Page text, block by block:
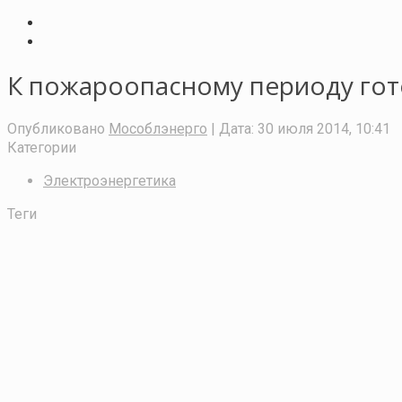
К пожароопасному периоду
Опубликовано Мособлэнерго | Дата: 30 июля 2014, 10:41
Категории
Электроэнергетика
Теги